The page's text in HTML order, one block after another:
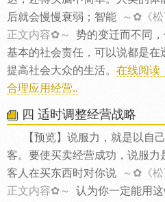
后就会慢慢衰弱；智能
～✿《
正文内容✿～
势的变迁而不同
基本的社会责任，可以说都是
提高社会大众的生活。 在线阅读
合理应用经营..
四 适时调整经营战略
【预览】说服力，就是以自
客。要使买卖经营成功，说服力
客人在买东西时对你说
～✿《
正文内容✿～
认为你一定能用